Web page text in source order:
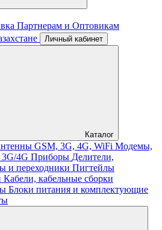
Партнерам и Оптовикам
Личный кабинет
Каталог
GSM, 3G, 4G, WiFi Модемы,
4G Приборы Делители,
и переходники Пигтейлы
Кабели, кабельные сборки
Блоки питания и комплектующие